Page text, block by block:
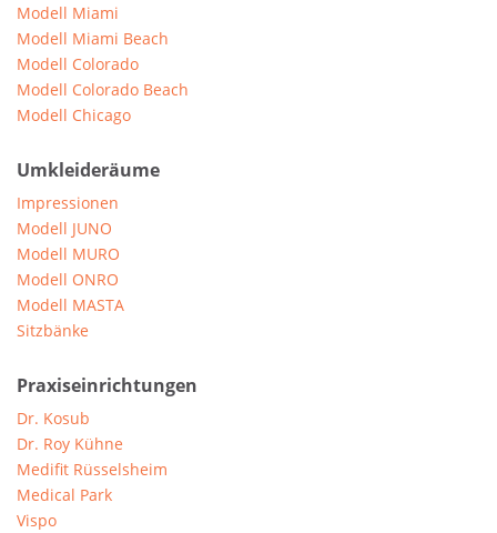
Modell Miami
Modell Miami Beach
Modell Colorado
Modell Colorado Beach
Modell Chicago
Umkleideräume
Impressionen
Modell JUNO
Modell MURO
Modell ONRO
Modell MASTA
Sitzbänke
Praxiseinrichtungen
Dr. Kosub
Dr. Roy Kühne
Medifit Rüsselsheim
Medical Park
Vispo